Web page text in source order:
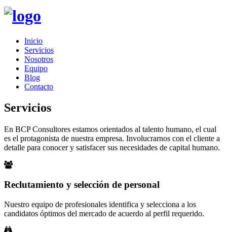
Inicio
Servicios
Nosotros
Equipo
Blog
Contacto
Servicios
En BCP Consultores estamos orientados al talento humano, el cual
es el protagonista de nuestra empresa. Involucrarnos con el cliente a
detalle para conocer y satisfacer sus necesidades de capital humano.
Reclutamiento y selección de personal
Nuestro equipo de profesionales identifica y selecciona a los
candidatos óptimos del mercado de acuerdo al perfil requerido.